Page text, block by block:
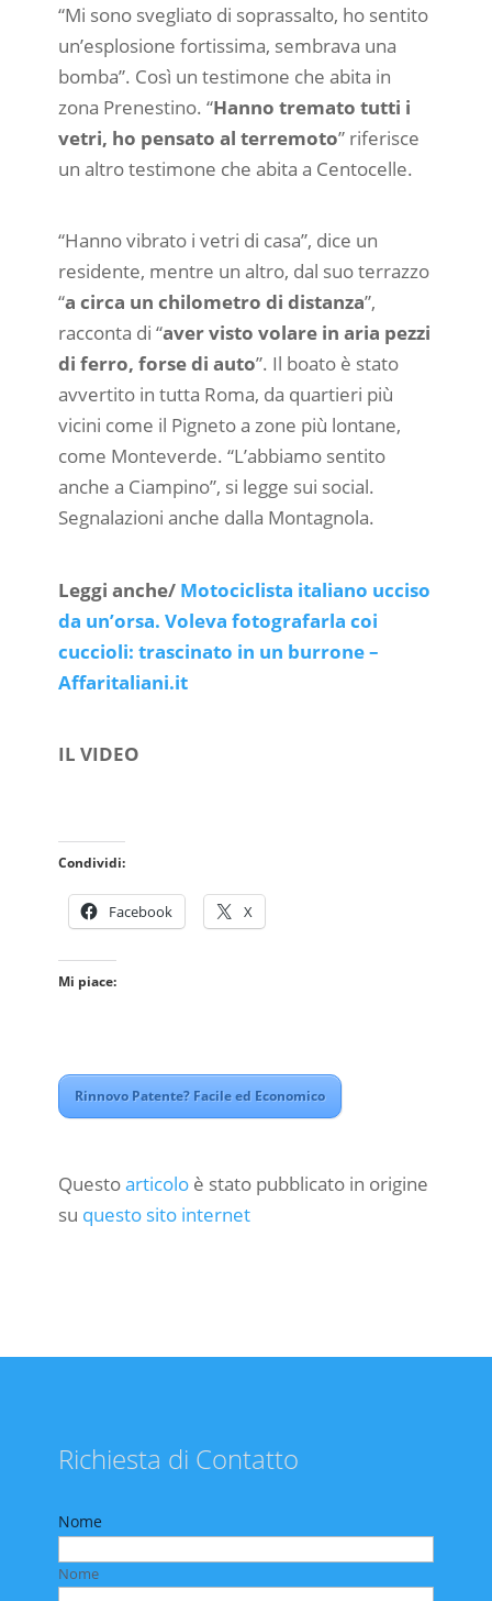
“Mi sono svegliato di soprassalto, ho sentito
un’esplosione fortissima, sembrava una
bomba”. Così un testimone che abita in
zona Prenestino. “Hanno tremato tutti i
vetri, ho pensato al terremoto” riferisce
un altro testimone che abita a Centocelle.
“Hanno vibrato i vetri di casa”, dice un
residente, mentre un altro, dal suo terrazzo
“a circa un chilometro di distanza”,
racconta di “aver visto volare in aria pezzi
di ferro, forse di auto”. Il boato è stato
avvertito in tutta Roma, da quartieri più
vicini come il Pigneto a zone più lontane,
come Monteverde. “L’abbiamo sentito
anche a Ciampino”, si legge sui social.
Segnalazioni anche dalla Montagnola.
Leggi anche/ Motociclista italiano ucciso
da un’orsa. Voleva fotografarla coi
cuccioli: trascinato in un burrone –
Affaritaliani.it
IL VIDEO
Condividi:
Facebook X
Mi piace:
Rinnovo Patente? Facile ed Economico
Questoarticoloè stato pubblicato in origine
su questo sito internet
Richiesta di Contatto
Nome
Nome